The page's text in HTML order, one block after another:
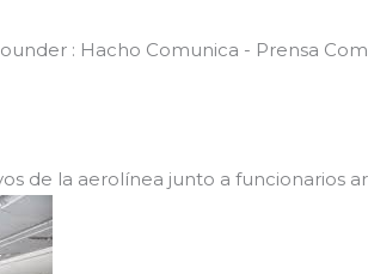
: Hacho Comunica - Prensa
de la aerolínea junto a funcionarios